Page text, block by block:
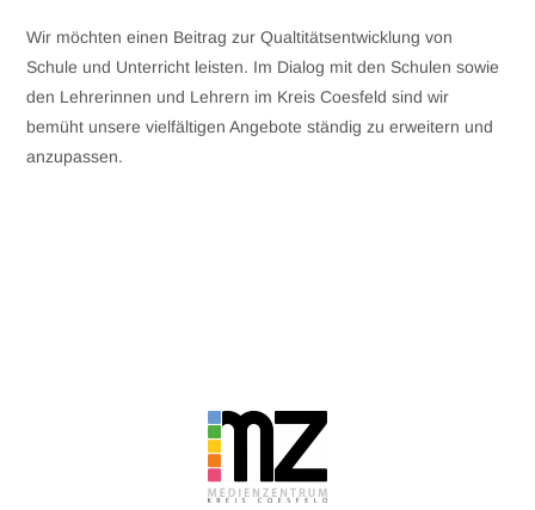
Wir möchten einen Beitrag zur Qualtitätsentwicklung von
Schule und Unterricht leisten. Im Dialog mit den Schulen sowie
den Lehrerinnen und Lehrern im Kreis Coesfeld sind wir
bemüht unsere vielfältigen Angebote ständig zu erweitern und
anzupassen.